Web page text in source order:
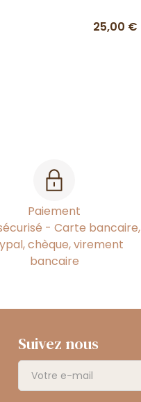
25,00 €
Paiement
- Carte bancaire,
chèque, virement
bancaire
Suivez nous